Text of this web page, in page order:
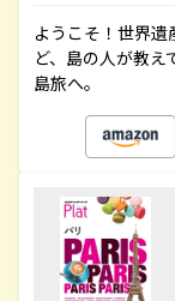
ようこそ！世界
ど、島の人が教え
島旅へ。